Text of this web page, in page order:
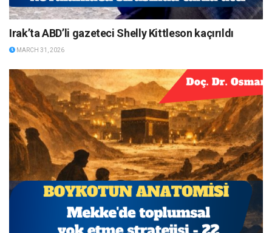
Irak’ta ABD’li gazeteci Shelly Kittleson kaçırıldı
MARCH 31, 2026